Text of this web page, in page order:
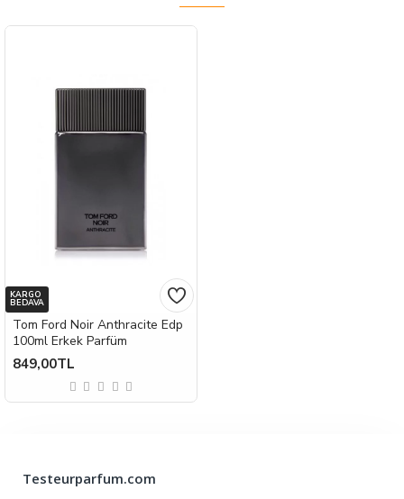
KARGO
BEDAVA
Tom Ford Noir Anthracite Edp
100ml Erkek Parfüm
849,00TL
Testeurparfum.com